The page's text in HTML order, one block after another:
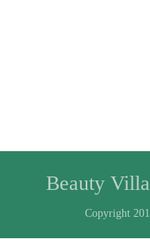
Beauty
Copyright